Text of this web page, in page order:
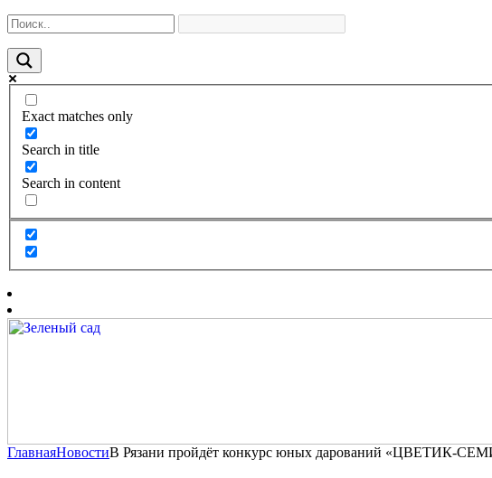
Exact matches only
Search in title
Search in content
ГлавнаяНовостиВ Рязани пройдёт конкурс юных дарований «ЦВЕТИК-